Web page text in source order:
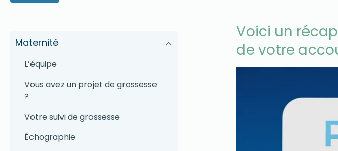
Maternité
L’équipe
Vous avez un projet de grossesse
?
Votre suivi de grossesse
Échographie
Voici un
de votre